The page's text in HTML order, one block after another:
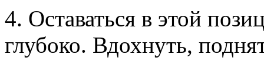
4. Оставаться в этой
глубоко. Вдохнуть,